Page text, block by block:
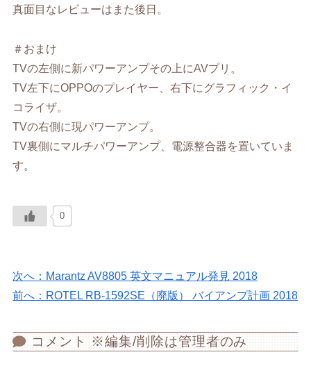
真面目なレビューはまた後日。
＃おまけ
TVの左側に新パワーアンプその上にAVプリ。
TV左下にOPPOのプレイヤー、右下にグラフィック・イ
コライザ。
TVの右側に現パワーアンプ。
TV裏側にマルチパワーアンプ、電源整合器を置いていま
す。
0
次へ：Marantz AV8805 英文マニュアル発見 2018
前へ：ROTEL RB-1592SE（廃版） バイアンプ計画 2018
コメント ※編集/削除は管理者のみ